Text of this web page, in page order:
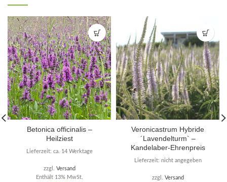
Betonica officinalis –
Heilziest
Enthält 13% MwSt.
zzgl. Versand
Lieferzeit: ca. 14 Werktage
Veronicastrum Hybride
´Lavendelturm` –
Kandelaber-Ehrenpreis
zzgl. Versand
Lieferzeit: nicht angegeben